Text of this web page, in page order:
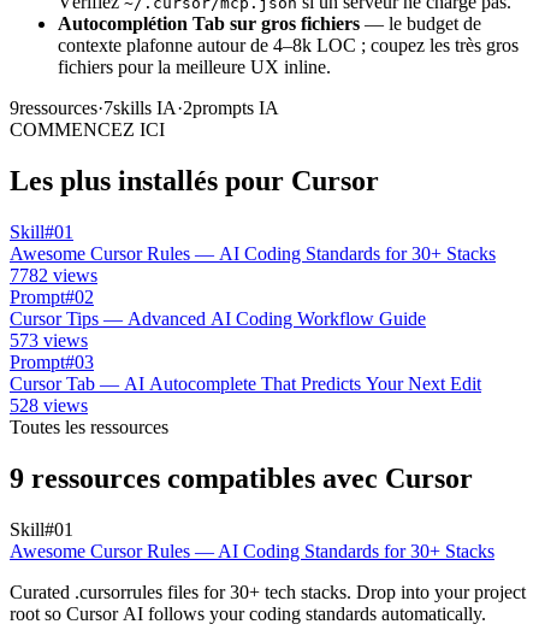
Autocomplétion Tab sur gros fichiers — le budget de
contexte plafonne autour de 4–8k LOC ; coupez les très gros
fichiers pour la meilleure UX inline.
9ressources·7skills IA·2prompts IA
COMMENCEZ ICI
Les plus installés pour Cursor
Skill#01
Awesome Cursor Rules — AI Coding Standards for 30+ Stacks
7782 views
Prompt#02
Cursor Tips — Advanced AI Coding Workflow Guide
573 views
Prompt#03
Cursor Tab — AI Autocomplete That Predicts Your Next Edit
528 views
Toutes les ressources
9 ressources compatibles avec Cursor
Skill#01
Awesome Cursor Rules — AI Coding Standards for 30+ Stacks
Curated .cursorrules files for 30+ tech stacks. Drop into your project
root so Cursor AI follows your coding standards automatically.